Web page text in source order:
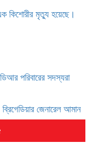
কিশোরীর মৃত্যু হয়েছে।
পরিবারের সদস্যরা
জেনারেল আমান